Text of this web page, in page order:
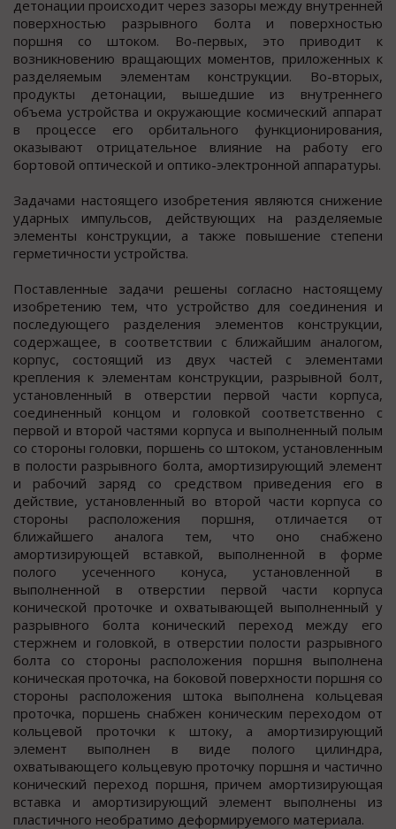
детонации происходит через зазоры между внутренней
поверхностью разрывного болта и поверхностью
поршня со штоком. Во-первых, это приводит к
возникновению вращающих моментов, приложенных к
разделяемым элементам конструкции. Во-вторых,
продукты детонации, вышедшие из внутреннего
объема устройства и окружающие космический аппарат
в процессе его орбитального функционирования,
оказывают отрицательное влияние на работу его
бортовой оптической и оптико-электронной аппаратуры.
Задачами настоящего изобретения являются снижение
ударных импульсов, действующих на разделяемые
элементы конструкции, а также повышение степени
герметичности устройства.
Поставленные задачи решены согласно настоящему
изобретению тем, что устройство для соединения и
последующего разделения элементов конструкции,
содержащее, в соответствии с ближайшим аналогом,
корпус, состоящий из двух частей с элементами
крепления к элементам конструкции, разрывной болт,
установленный в отверстии первой части корпуса,
соединенный концом и головкой соответственно с
первой и второй частями корпуса и выполненный полым
со стороны головки, поршень со штоком, установленным
в полости разрывного болта, амортизирующий элемент
и рабочий заряд со средством приведения его в
действие, установленный во второй части корпуса со
стороны расположения поршня, отличается от
ближайшего аналога тем, что оно снабжено
амортизирующей вставкой, выполненной в форме
полого усеченного конуса, установленной в
выполненной в отверстии первой части корпуса
конической проточке и охватывающей выполненный у
разрывного болта конический переход между его
стержнем и головкой, в отверстии полости разрывного
болта со стороны расположения поршня выполнена
коническая проточка, на боковой поверхности поршня со
стороны расположения штока выполнена кольцевая
проточка, поршень снабжен коническим переходом от
кольцевой проточки к штоку, а амортизирующий
элемент выполнен в виде полого цилиндра,
охватывающего кольцевую проточку поршня и частично
конический переход поршня, причем амортизирующая
вставка и амортизирующий элемент выполнены из
пластичного необратимо деформируемого материала.